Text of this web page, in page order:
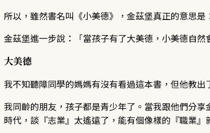
所以，雖然書名叫《小美德》，金茲堡真正的意思
金茲堡進一步說：「當孩子有了大美德，小美德自然
大美德
我不知聽障同學的媽媽有沒有看過這本書，但他教出
我同齡的朋友，孩子都是青少年了。當我跟他們分
時代，談『志業』太遙遠了，能有個像樣的『職業』